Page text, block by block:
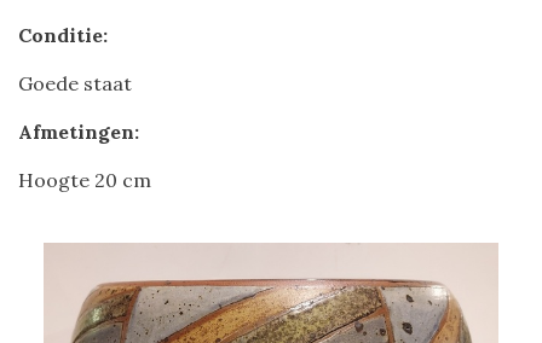
Conditie:
Goede staat
Afmetingen:
Hoogte 20 cm